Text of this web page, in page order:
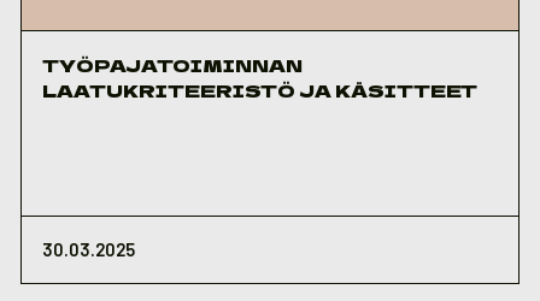
TYÖPAJATOIMINNAN
LAATUKRITEERISTÖ JA KÄSITTEET
30.03.2025